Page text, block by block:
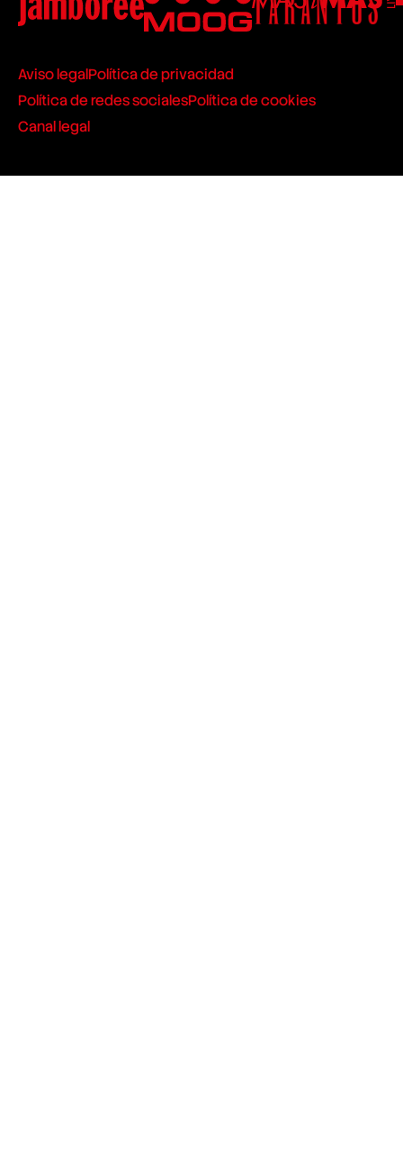
Aviso legalPolítica de privacidad
Política de redes socialesPolítica de cookies
Canal legal